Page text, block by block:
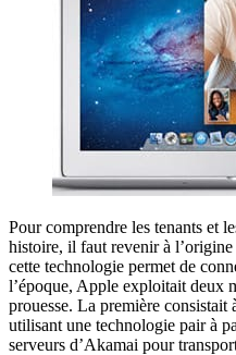
Pour comprendre les tenants et
histoire, il faut revenir à
cette technologie permet de
l’époque, Apple exploitait deux
prouesse. La première consistait
utilisant une technologie pair à
serveurs d’Akamai pour